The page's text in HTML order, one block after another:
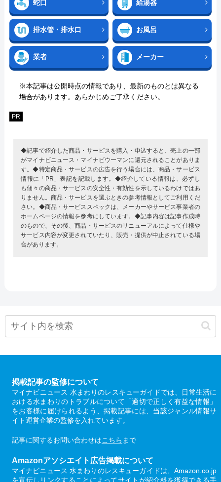
蛇口 給湯器
排水管・排水口 お風呂
業者 メーカー
※本記事は公開時点の情報であり、最新のものとは異なる
場合があります。あらかじめご了承ください。
PR
◆記事で紹介した商品・サービスを購入・申込すると、売上の一部
がマイナビニュース・マイナビウーマンに還元されることがありま
す。◆特定商品・サービスの広告を行う場合には、商品・サービス
情報に「PR」表記を記載します。◆紹介している情報は、必ずし
も個々の商品・サービスの安全性・有効性を示しているわけではあ
りません。商品・サービスを選ぶときの参考情報としてご利用くだ
さい。◆商品・サービススペックは、メーカーやサービス事業者の
ホームページの情報を参考にしています。◆記事内容は記事作成時
のもので、その後、商品・サービスのリニューアルによって仕様や
サービス内容が変更されていたり、販売・提供が中止されている場
合があります。
掲載記事の監修について
マイナビニュース 水まわりのレスキューガイドでは、日常生活に
おける水まわりのトラブルについて「適切で正しく有益な情報」
をお客様に届けられるよう、掲載記事には、当該ジャンル情報サ
イト運営企業の監修を入れています。
記事に関するお問い合わせはこちら まで
Amazonアソシエイト広告掲載について
マイナビニュース 水まわりのレスキューガイドは、Amazon.co.jp
を宣伝しリンクすることによってサイトが紹介料を獲得できる手